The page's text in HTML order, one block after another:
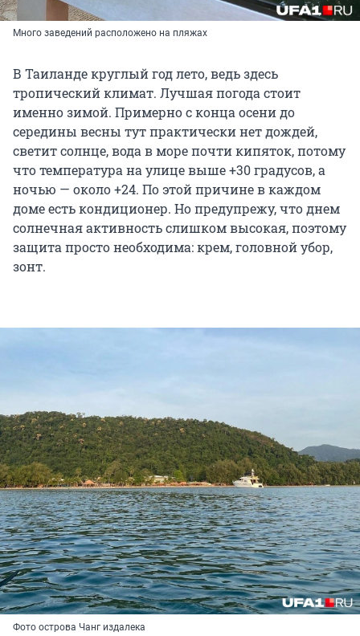
Много заведений расположено на пляжах
В Таиланде круглый год лето, ведь здесь
тропический климат. Лучшая погода стоит
именно зимой. Примерно с конца осени до
середины весны тут практически нет дождей,
светит солнце, вода в море почти кипяток, потому
что температура на улице выше +30 градусов, а
ночью — около +24. По этой причине в каждом
доме есть кондиционер. Но предупрежу, что днем
солнечная активность слишком высокая, поэтому
защита просто необходима: крем, головной убор,
зонт.
Фото острова Чанг издалека